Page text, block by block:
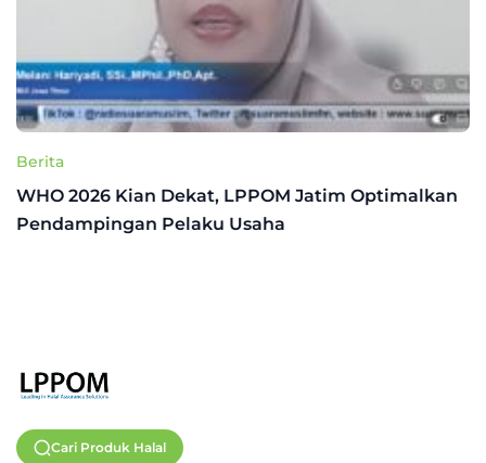
Berita
WHO 2026 Kian Dekat, LPPOM Jatim Optimalkan
Pendampingan Pelaku Usaha
Cari Produk Halal